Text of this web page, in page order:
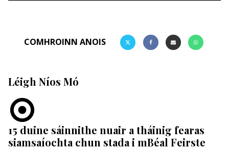
COMHROINN ANOIS
Léigh Níos Mó
15 duine sáinnithe nuair a tháinig fearas
siamsaíochta chun stada i mBéal Feirste